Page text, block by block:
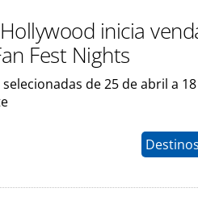
inicia
Fest Nights
de 25 de abril a